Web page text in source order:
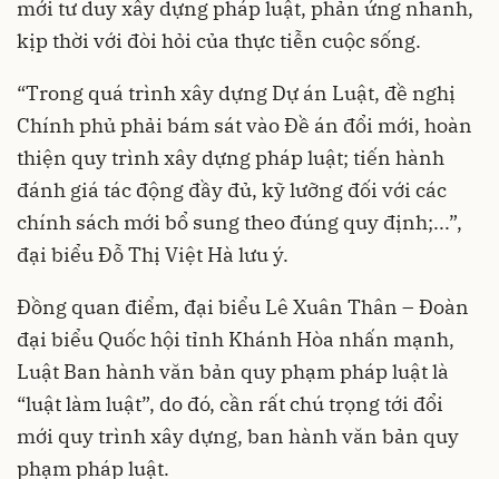
mới tư duy xây dựng pháp luật, phản ứng nhanh,
kịp thời với đòi hỏi của thực tiễn cuộc sống.
“Trong quá trình xây dựng Dự án Luật, đề nghị
Chính phủ phải bám sát vào Đề án đổi mới, hoàn
thiện quy trình xây dựng pháp luật; tiến hành
đánh giá tác động đầy đủ, kỹ lưỡng đối với các
chính sách mới bổ sung theo đúng quy định;...”,
đại biểu Đỗ Thị Việt Hà lưu ý.
Đồng quan điểm, đại biểu Lê Xuân Thân – Đoàn
đại biểu Quốc hội tỉnh Khánh Hòa nhấn mạnh,
Luật Ban hành văn bản quy phạm pháp luật là
“luật làm luật”, do đó, cần rất chú trọng tới đổi
mới quy trình xây dựng, ban hành văn bản quy
phạm pháp luật.